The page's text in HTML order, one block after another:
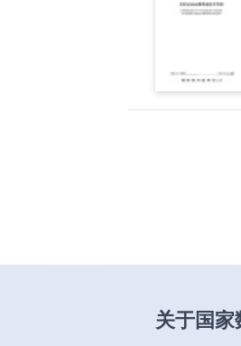
关于国